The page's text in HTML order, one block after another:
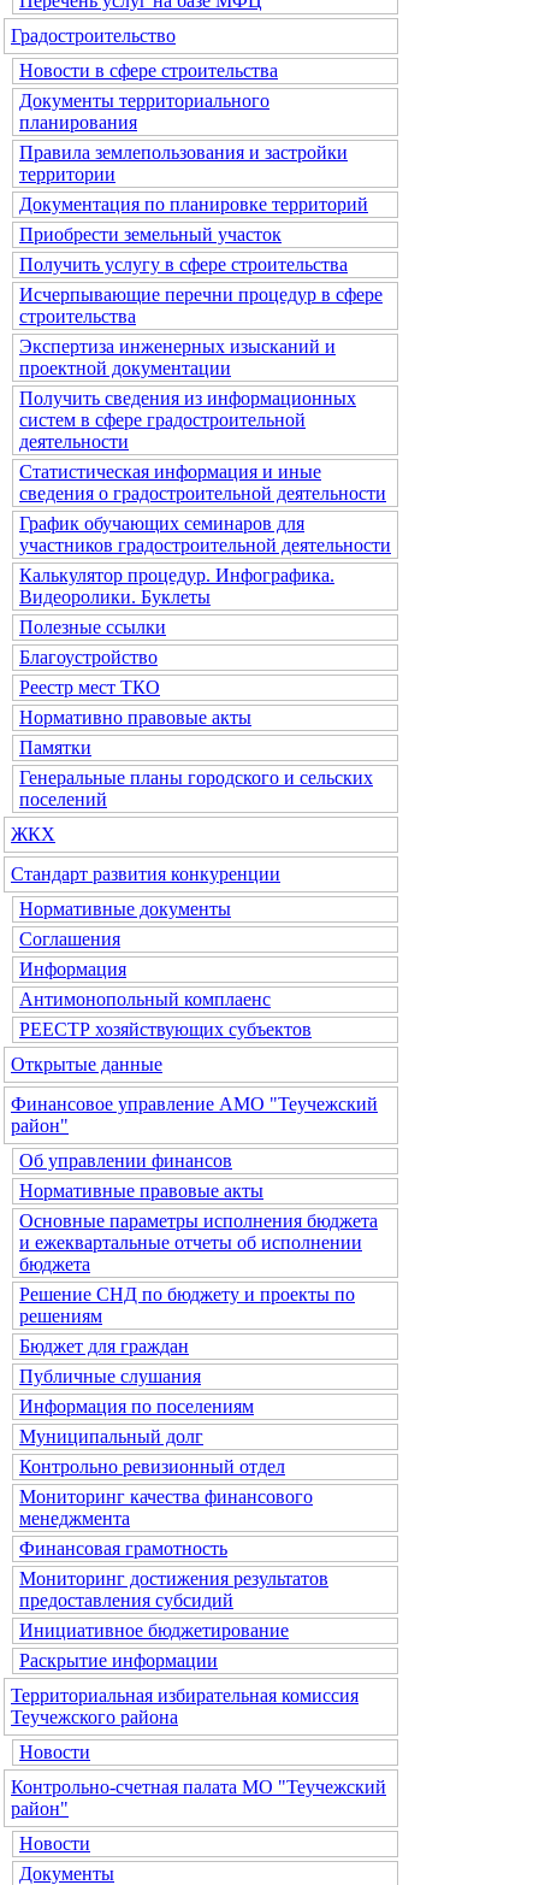
Градостроительство
Новости в сфере строительства
Документы территориального
планирования
Правила землепользования и застройки
территории
Документация по планировке территорий
Приобрести земельный участок
Получить услугу в сфере строительства
Исчерпывающие перечни процедур в сфере
строительства
Экспертиза инженерных изысканий и
проектной документации
Получить сведения из информационных
систем в сфере градостроительной
деятельности
Статистическая информация и иные
сведения о градостроительной деятельности
График обучающих семинаров для
участников градостроительной деятельности
Калькулятор процедур. Инфографика.
Видеоролики. Буклеты
Полезные ссылки
Благоустройство
Реестр мест ТКО
Нормативно правовые акты
Памятки
Генеральные планы городского и сельских
поселений
ЖКХ
Стандарт развития конкуренции
Нормативные документы
Соглашения
Информация
Антимонопольный комплаенс
РЕЕСТР хозяйствующих субъектов
Открытые данные
Финансовое управление АМО "Теучежский
район"
Об управлении финансов
Нормативные правовые акты
Основные параметры исполнения бюджета
и ежеквартальные отчеты об исполнении
бюджета
Решение СНД по бюджету и проекты по
решениям
Бюджет для граждан
Публичные слушания
Информация по поселениям
Муниципальный долг
Контрольно ревизионный отдел
Мониторинг качества финансового
менеджмента
Финансовая грамотность
Мониторинг достижения результатов
предоставления субсидий
Инициативное бюджетирование
Раскрытие информации
Территориальная избирательная комиссия
Теучежского района
Новости
Контрольно-счетная палата МО "Теучежский
район"
Новости
Документы